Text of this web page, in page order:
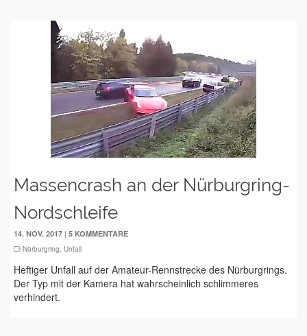
Massencrash an der Nürburgring-
Nordschleife
14. NOV. 2017 | 5 KOMMENTARE
Nürburgring, Unfall
Heftiger Unfall auf der Amateur-Rennstrecke des Nürburgrings.
Der Typ mit der Kamera hat wahrscheinlich schlimmeres
verhindert.